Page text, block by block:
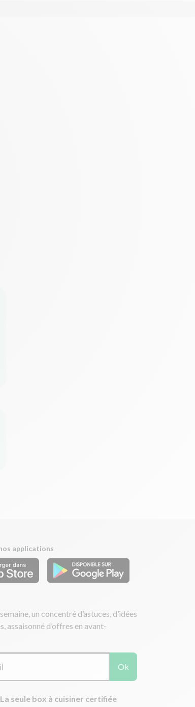
applications
un concentré d’astuces, d’idées
assaisonné d’offres en avant-
Ok
La seule box à cuisiner certifiée